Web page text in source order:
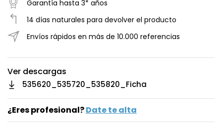
Garantía hasta 3* años
14 días naturales para devolver el producto
Envíos rápidos en más de 10.000 referencias
Ver descargas
535620_535720_535820_Ficha
¿Eres profesional?Date te alta